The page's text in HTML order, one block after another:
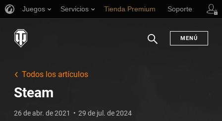
Juegos Servicios Tienda Premium Soporte
MENÚ
Todos los artículos
Steam
26 de abr. de 2021 29 de jul. de 2024